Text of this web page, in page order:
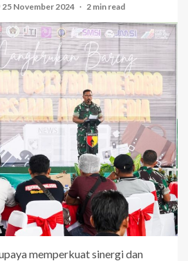
25 November 2024 2 min read
memperkuat sinergi dan